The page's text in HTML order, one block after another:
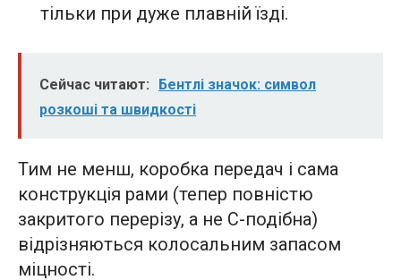
тільки при дуже плавній їзді.
Сейчас читают:
Бентлі значок: символ
розкоші та швидкості
Тим не менш, коробка передач і сама
конструкція рами (тепер повністю
закритого перерізу, а не С-подібна)
відрізняються колосальним запасом
міцності.